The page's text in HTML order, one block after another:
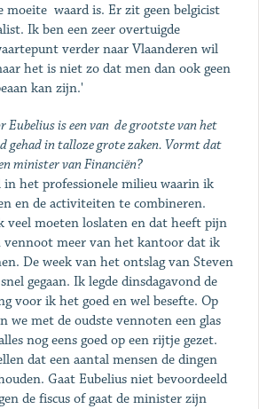
moeite waard is. Er zit geen belgicist
Ik ben een zeer overtuigde
verder naar Vlaanderen wil
het is niet zo dat men dan ook geen
kan zijn.'
Eubelius is een van de grootste van het
gehad in talloze grote zaken. Vormt dat
minister van Financiën?
het professionele milieu waarin ik
en de activiteiten te combineren.
veel moeten loslaten en dat heeft pijn
vennoot meer van het kantoor dat ik
De week van het ontslag van Steven
gegaan. Ik legde dinsdagavond de
voor ik het goed en wel besefte. Op
we met de oudste vennoten een glas
nog eens goed op een rijtje gezet.
dat een aantal mensen de dingen
Gaat Eubelius niet bevoordeeld
de fiscus of gaat de minister zijn